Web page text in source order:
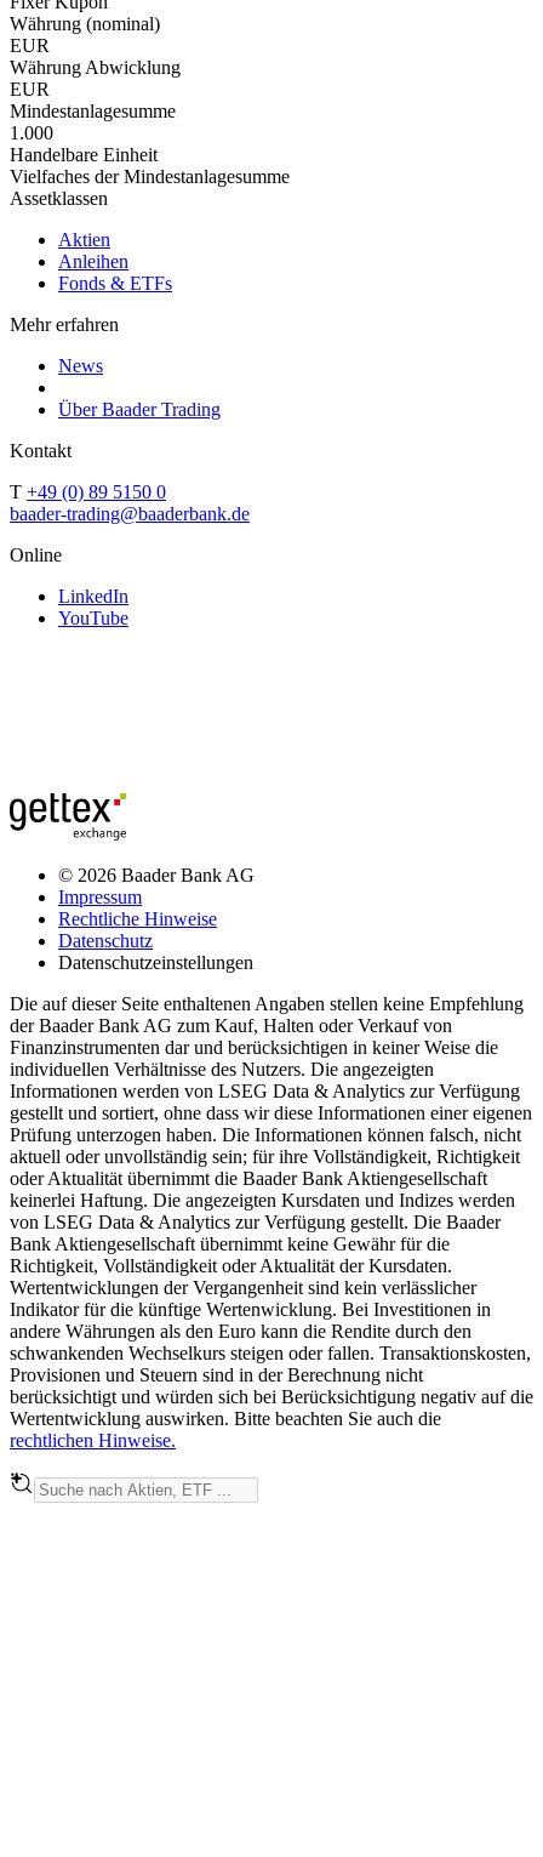
Währung (nominal)
EUR
Währung Abwicklung
EUR
Mindestanlagesumme
1.000
Handelbare Einheit
Vielfaches der Mindestanlagesumme
Assetklassen
Aktien
Anleihen
Fonds & ETFs
Mehr erfahren
News
Über Baader Trading
Kontakt
T +49 (0) 89 5150 0
baader-trading@baaderbank.de
Online
LinkedIn
YouTube
© 2026 Baader Bank AG
Impressum
Rechtliche Hinweise
Datenschutz
Datenschutzeinstellungen
Die auf dieser Seite enthaltenen Angaben stellen keine Empfehlung
der Baader Bank AG zum Kauf, Halten oder Verkauf von
Finanzinstrumenten dar und berücksichtigen in keiner Weise die
individuellen Verhältnisse des Nutzers. Die angezeigten
Informationen werden von LSEG Data & Analytics zur Verfügung
gestellt und sortiert, ohne dass wir diese Informationen einer eigenen
Prüfung unterzogen haben. Die Informationen können falsch, nicht
aktuell oder unvollständig sein; für ihre Vollständigkeit, Richtigkeit
oder Aktualität übernimmt die Baader Bank Aktiengesellschaft
keinerlei Haftung. Die angezeigten Kursdaten und Indizes werden
von LSEG Data & Analytics zur Verfügung gestellt. Die Baader
Bank Aktiengesellschaft übernimmt keine Gewähr für die
Richtigkeit, Vollständigkeit oder Aktualität der Kursdaten.
Wertentwicklungen der Vergangenheit sind kein verlässlicher
Indikator für die künftige Wertenwicklung. Bei Investitionen in
andere Währungen als den Euro kann die Rendite durch den
schwankenden Wechselkurs steigen oder fallen. Transaktionskosten,
Provisionen und Steuern sind in der Berechnung nicht
berücksichtigt und würden sich bei Berücksichtigung negativ auf die
Wertentwicklung auswirken. Bitte beachten Sie auch die
rechtlichen Hinweise.